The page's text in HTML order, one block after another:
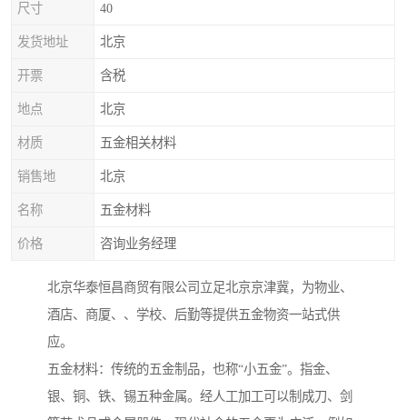
尺寸 40
发货地址 北京
开票 含税
地点 北京
材质 五金相关材料
销售地 北京
名称 五金材料
价格 咨询业务经理
北京华泰恒昌商贸有限公司立足北京京津冀，为物业、
酒店、商厦、、学校、后勤等提供五金物资一站式供
应。
五金材料：传统的五金制品，也称“小五金”。指金、
银、铜、铁、锡五种金属。经人工加工可以制成刀、剑